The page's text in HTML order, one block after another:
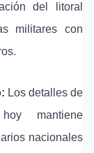
del litoral
militares con
Los detalles de
mantiene
nacionales